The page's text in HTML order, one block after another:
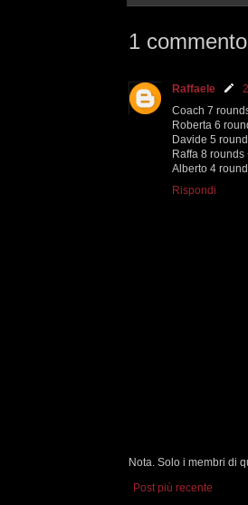
1
Raffaele
Coach 7
Roberta 6
Davide 5
Raffa 8 rounds
Alberto 4
Rispondi
Nota. Solo i membri di
Post più recente